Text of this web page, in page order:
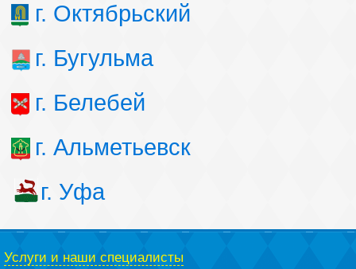
г. Октябрьский
г. Бугульма
г. Белебей
г. Альметьевск
г. Уфа
Услуги и наши специалисты